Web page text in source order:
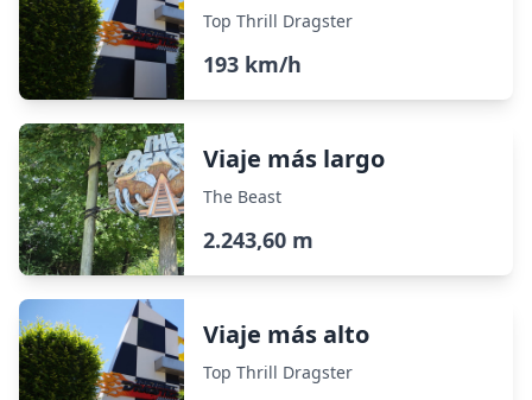
Top Thrill Dragster
193 km/h
Viaje más largo
The Beast
2.243,60 m
Viaje más alto
Top Thrill Dragster